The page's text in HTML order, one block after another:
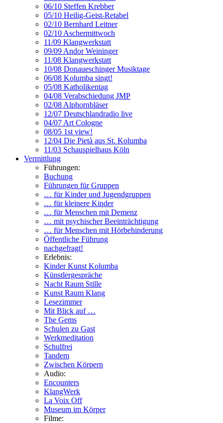
06/10 Steffen Krebber
05/10 Heilig-Geist-Retabel
02/10 Bernhard Leitner
02/10 Aschermittwoch
11/09 Klangwerkstatt
09/09 Andor Weininger
11/08 Klangwerkstatt
10/08 Donaueschinger Musiktage
06/08 Kolumba singt!
05/08 Katholikentag
04/08 Verabschiedung JMP
02/08 Alphornbläser
12/07 Deutschlandradio live
04/07 Art Cologne
08/05 1st view!
12/04 Die Pietà aus St. Kolumba
11/03 Schauspielhaus Köln
Vermittlung
Führungen:
Buchung
Führungen für Gruppen
… für Kinder und Jugendgruppen
… für kleinere Kinder
… für Menschen mit Demenz
… mit psychischer Beeinträchtigung
… für Menschen mit Hörbehinderung
Öffentliche Führung
nachgefragt!
Erlebnis:
Kinder Kunst Kolumba
Künstlergespräche
Nacht Raum Stille
Kunst Raum Klang
Lesezimmer
Mit Blick auf …
The Gems
Schulen zu Gast
Werkmeditation
Schulfrei
Tandem
Zwischen Körpern
Audio:
Encounters
KlangWerk
La Voix Off
Museum im Körper
Filme: